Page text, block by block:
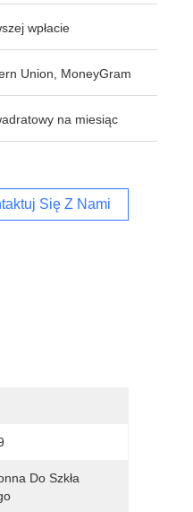
wpłacie
Union, MoneyGram
na miesiąc
Się Z Nami
Do Szkła